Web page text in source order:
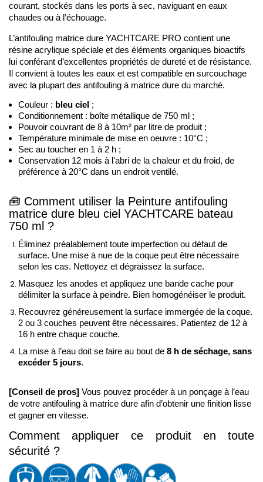
courant, stockés dans les ports à sec, naviguant en eaux
chaudes ou à l’échouage.
L’antifouling matrice dure YACHTCARE PRO contient une
résine acrylique spéciale et des éléments organiques bioactifs
lui conférant d’excellentes propriétés de dureté et de résistance.
Il convient à toutes les eaux et est compatible en surcouchage
avec la plupart des antifouling à matrice dure du marché.
Couleur : bleu ciel ;
Conditionnement : boîte métallique de 750 ml ;
Pouvoir couvrant de 8 à 10m² par litre de produit ;
Température minimale de mise en oeuvre : 10°C ;
Sec au toucher en 1 à 2 h ;
Conservation 12 mois à l'abri de la chaleur et du froid, de
préférence à 20°C dans un endroit ventilé.
🧰 Comment utiliser la Peinture antifouling
matrice dure bleu ciel YACHTCARE bateau
750 ml ?
Éliminez préalablement toute imperfection ou défaut de
surface. Une mise à nue de la coque peut être nécessaire
selon les cas. Nettoyez et dégraissez la surface.
Masquez les anodes et appliquez une bande cache pour
délimiter la surface à peindre. Bien homogénéiser le produit.
Recouvrez généreusement la surface immergée de la coque.
2 ou 3 couches peuvent être nécessaires. Patientez de 12 à
16 h entre chaque couche.
La mise à l’eau doit se faire au bout de 8 h de séchage, sans
excéder 5 jours.
[Conseil de pros] Vous pouvez procéder à un ponçage à l’eau
de votre antifouling à matrice dure afin d’obtenir une finition lisse
et gagner en vitesse.
Comment appliquer ce produit en toute
sécurité ?